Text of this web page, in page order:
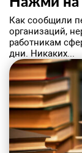
Как сообщили
организаций,
работникам
дни. Никаких...